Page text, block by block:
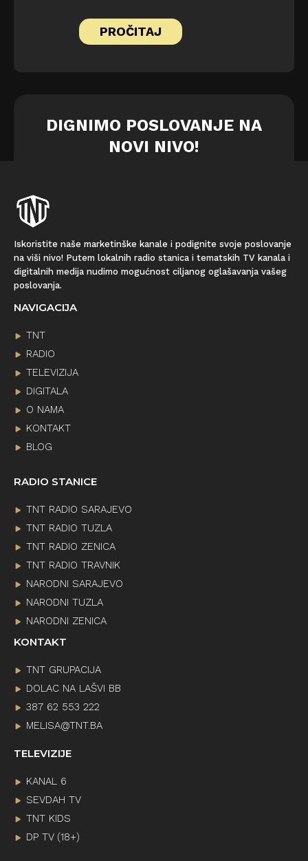
PROČITAJ
DIGNIMO POSLOVANJE NA
NOVI NIVO!
Iskoristite naše marketinške kanale i podignite svoje poslovanje
na viši nivo! Putem lokalnih radio stanica i tematskih TV kanala i
digitalnih medija nudimo mogućnost ciljanog oglašavanja vašeg
poslovanja.
NAVIGACIJA
TNT
RADIO
TELEVIZIJA
DIGITALA
O NAMA
KONTAKT
BLOG
RADIO STANICE
TNT RADIO SARAJEVO
TNT RADIO TUZLA
TNT RADIO ZENICA
TNT RADIO TRAVNIK
NARODNI SARAJEVO
NARODNI TUZLA
NARODNI ZENICA
KONTAKT
TNT GRUPACIJA
DOLAC NA LAŠVI BB
387 62 553 222
MELISA@TNT.BA
TELEVIZIJE
KANAL 6
SEVDAH TV
TNT KIDS
DP TV (18+)